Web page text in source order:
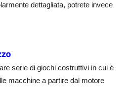
dettagliata, potrete invece
serie di giochi costruttivi in cui è
macchine a partire dal motore